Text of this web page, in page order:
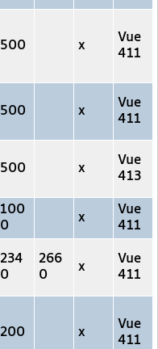
500 x
Vue
411
500 x
Vue
411
500 x
Vue
413
100
0
x
Vue
411
234
0
266
0
x
Vue
411
200 x
Vue
411